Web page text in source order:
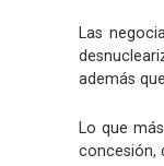
Las
además
Lo que
concesión,